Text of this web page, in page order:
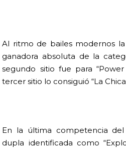
Al ritmo de bailes modernos la
ganadora absoluta de la
segundo sitio fue para
tercer sitio lo consiguió “La
En la última competencia
dupla identificada como